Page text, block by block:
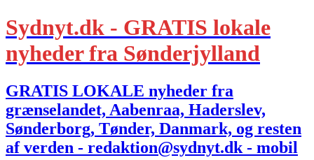
Sydnyt.dk - GRATIS lokale
nyheder fra Sønderjylland
GRATIS LOKALE nyheder fra
grænselandet, Aabenraa, Haderslev,
Sønderborg, Tønder, Danmark, og resten
af verden - redaktion@sydnyt.dk - mobil